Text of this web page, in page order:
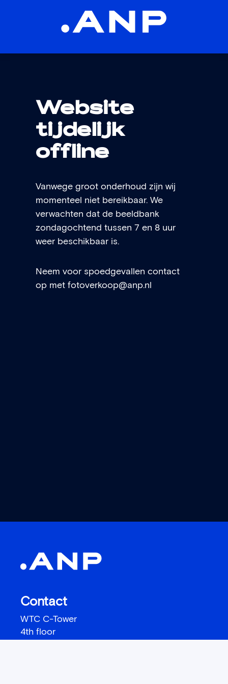
Website
tijdelijk
offline
Vanwege groot onderhoud zijn wij
momenteel niet bereikbaar. We
verwachten dat de beeldbank
zondagochtend tussen 7 en 8 uur
weer beschikbaar is.
Neem voor spoedgevallen contact
op met fotoverkoop@anp.nl
Contact
WTC C-Tower
4th floor